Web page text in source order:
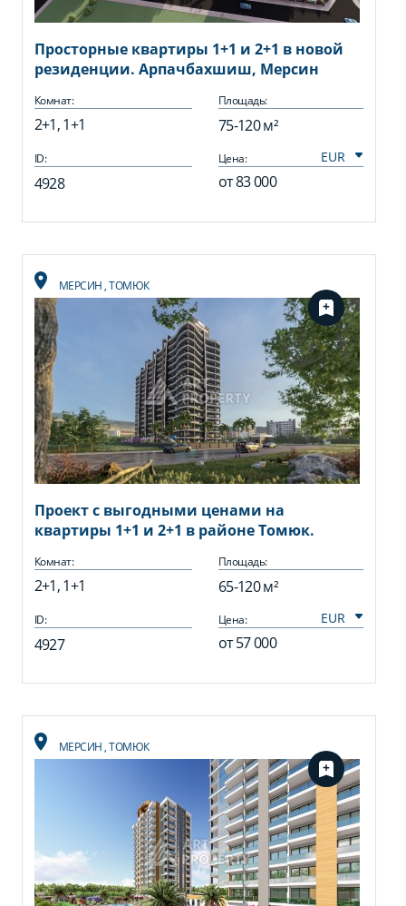
Просторные квартиры 1+1 и 2+1 в новой
резиденции. Арпачбахшиш, Мерсин
Комнат:
2+1, 1+1
Площадь:
75-120 м²
ID:
4928
Цена:
от83 000
МЕРСИН,ТОМЮК
Проект с выгодными ценами на
квартиры 1+1 и 2+1 в районе Томюк.
Комнат:
2+1, 1+1
Площадь:
65-120 м²
ID:
4927
Цена:
от57 000
МЕРСИН,ТОМЮК